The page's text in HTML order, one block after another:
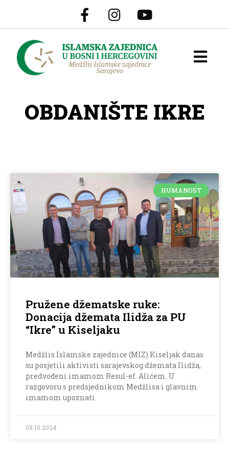
OBDANIŠTE IKRE
HUMANOST
Pružene džematske ruke:
Donacija džemata Ilidža za PU
“Ikre” u Kiseljaku
Medžlis Islamske zajednice (MIZ) Kiseljak danas
su posjetili aktivisti sarajevskog džemata Ilidža,
predvođeni imamom Resul-ef. Alićem. U
razgovoru s predsjednikom Medžlisa i glavnim
imamom upoznati
08.10.2024